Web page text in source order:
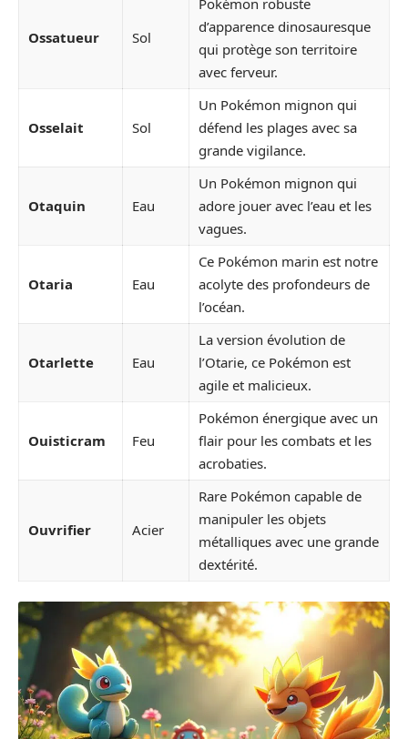
Ossatueur Sol
d’apparence dinosauresque
qui protège son territoire
avec ferveur.
Osselait Sol
Un Pokémon mignon qui
défend les plages avec sa
grande vigilance.
Otaquin Eau
Un Pokémon mignon qui
adore jouer avec l’eau et les
vagues.
Otaria Eau
Ce Pokémon marin est notre
acolyte des profondeurs de
l’océan.
Otarlette Eau
La version évolution de
l’Otarie, ce Pokémon est
agile et malicieux.
Ouisticram Feu
Pokémon énergique avec un
flair pour les combats et les
acrobaties.
Ouvrifier Acier
Rare Pokémon capable de
manipuler les objets
métalliques avec une grande
dextérité.